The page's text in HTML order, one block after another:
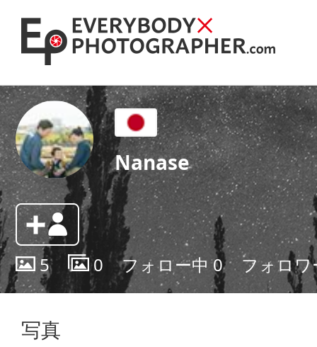
Nanase
5 0 フォロー中0 フォロ
写真